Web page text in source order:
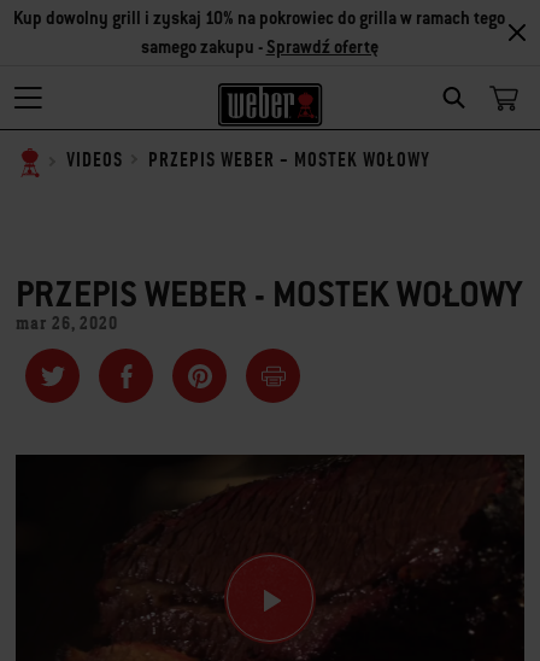
SEARCH
Kup dowolny grill i zyskaj 10% na pokrowiec do grilla w ramach tego
samego zakupu - Sprawdź ofertę
VIDEOS PRZEPIS WEBER - MOSTEK WOŁOWY
PRZEPIS WEBER - MOSTEK WOŁOWY
mar 26, 2020